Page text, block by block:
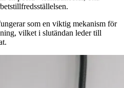
som en viktig mekanism för
vilket i slutändan leder till